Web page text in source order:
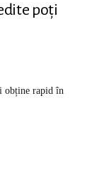
poți
obține rapid în